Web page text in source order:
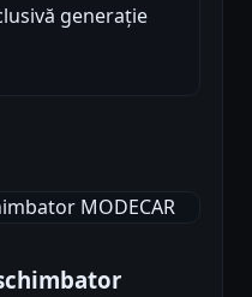
generație